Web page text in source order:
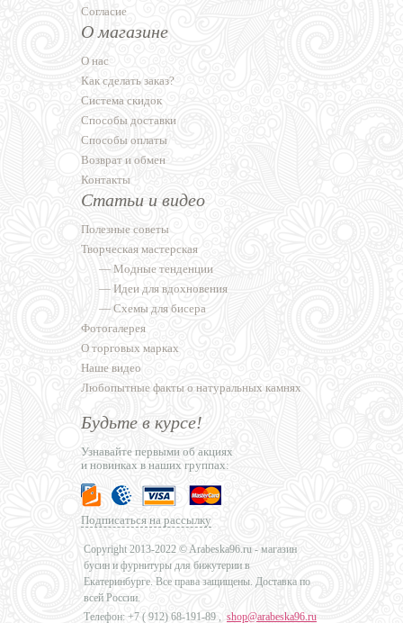
Согласие
О магазине
О нас
Как сделать заказ?
Система скидок
Способы доставки
Способы оплаты
Возврат и обмен
Контакты
Статьи и видео
Полезные советы
Творческая мастерская
— Модные тенденции
— Идеи для вдохновения
— Схемы для бисера
Фотогалерея
О торговых марках
Наше видео
Любопытные факты о натуральных камнях
Будьте в курсе!
Узнавайте первыми об акциях
и новинках в наших группах:
Подписаться на рассылку
Copyright 2013-2022 © Arabeska96.ru - магазин
бусин и фурнитуры для бижутерии в
Екатеринбурге. Все права защищены. Доставка по
всей России.
Телефон: +7 ( 912) 68-191-89 , shop@arabeska96.ru